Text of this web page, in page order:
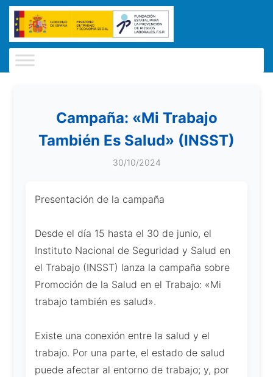
Campaña: «Mi Trabajo
También Es Salud» (INSST)
30/10/2024
Presentación de la campaña
Desde el día 15 hasta el 30 de junio, el
Instituto Nacional de Seguridad y Salud en
el Trabajo (INSST) lanza la campaña sobre
Promoción de la Salud en el Trabajo: «Mi
trabajo también es salud».
Existe una conexión entre la salud y el
trabajo. Por una parte, el estado de salud
puede afectar al entorno de trabajo; y, por